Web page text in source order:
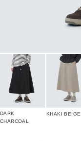
DARK
CHARCOAL
KHAKI BEIGE